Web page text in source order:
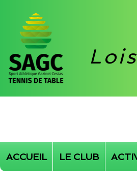
ACCUEIL LE CLUB